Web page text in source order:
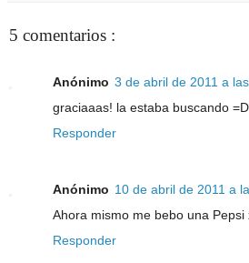
5 comentarios :
Anónimo 3 de abril de 2011 a
graciaaas! la estaba buscando =D
Responder
Anónimo 10 de abril de 2011 a
Ahora mismo me bebo una Pepsi
Responder